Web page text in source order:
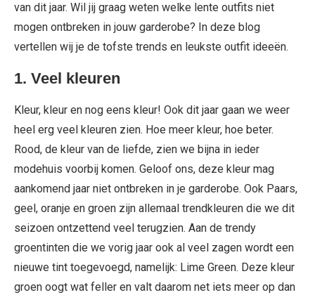
van dit jaar. Wil jij graag weten welke lente outfits niet
mogen ontbreken in jouw garderobe? In deze blog
vertellen wij je de tofste trends en leukste outfit ideeën.
1. Veel kleuren
Kleur, kleur en nog eens kleur! Ook dit jaar gaan we weer
heel erg veel kleuren zien. Hoe meer kleur, hoe beter.
Rood, de kleur van de liefde, zien we bijna in ieder
modehuis voorbij komen. Geloof ons, deze kleur mag
aankomend jaar niet ontbreken in je garderobe. Ook Paars,
geel, oranje en groen zijn allemaal trendkleuren die we dit
seizoen ontzettend veel terugzien. Aan de trendy
groentinten die we vorig jaar ook al veel zagen wordt een
nieuwe tint toegevoegd, namelijk: Lime Green. Deze kleur
groen oogt wat feller en valt daarom net iets meer op dan